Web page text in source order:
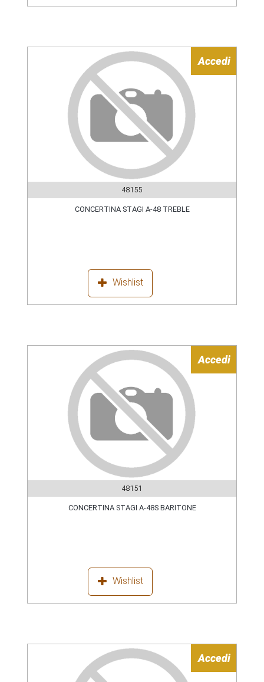
Accedi
48155
CONCERTINA STAGI A-48 TREBLE
Wishlist
Accedi
48151
CONCERTINA STAGI A-48S BARITONE
Wishlist
Accedi